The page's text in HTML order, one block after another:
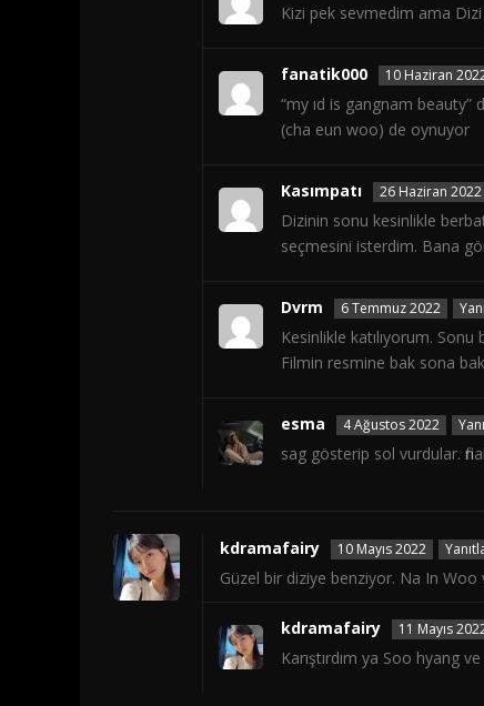
Kizi pek sevmedim ama
fanatik000 10 Haziran
“my ıd is gangnam
(cha eun woo) de oynuyor
Kasımpatı 26 Haziran 2022
Dizinin sonu kesinlikle
seçmesini isterdim. Bana
Dvrm 6 Temmuz 2022
Kesinlikle katılıyorum.
Filmin resmine bak sona bak
esma 4 Ağustos 2022
sag gösterip sol vurdular.
kdramafairy 10 Mayıs 2022
Güzel bir diziye benziyor. Na In Woo
kdramafairy 11 Mayıs
Karıştırdım ya Soo hyang